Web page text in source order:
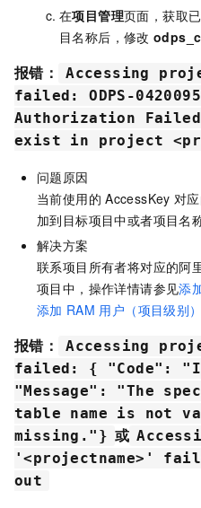
在项目管理页面，获取
目名称后，修改
报错：
Accessing
failed: ODPS-
Authorization
exist in project
问题原因
当前使用的 AccessKey 对
加到目标项目中或者项目名
解决方案
联系项目所有者将对应的阿
项目中，操作详情请参见添
添加 RAM 用户（项目级别）
报错：
Accessing
failed: { "Code":
"Message": "The
table name is not
missing."} 或
'<projectname>'
out